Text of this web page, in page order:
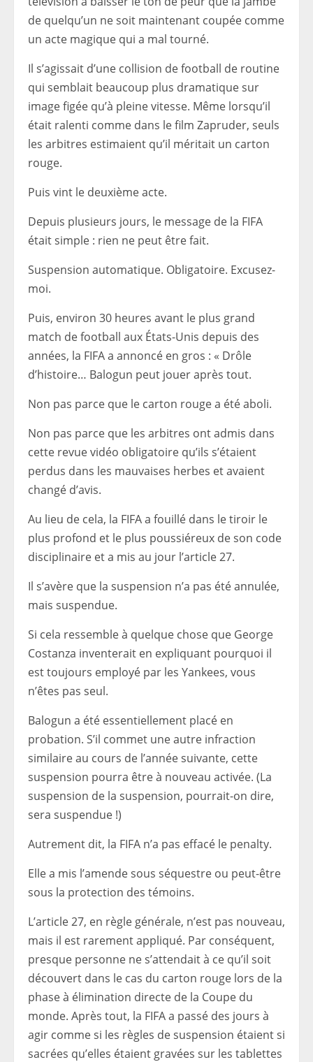
de quelqu’un ne soit maintenant coupée comme
un acte magique qui a mal tourné.
Il s’agissait d’une collision de football de routine
qui semblait beaucoup plus dramatique sur
image figée qu’à pleine vitesse. Même lorsqu’il
était ralenti comme dans le film Zapruder, seuls
les arbitres estimaient qu’il méritait un carton
rouge.
Puis vint le deuxième acte.
Depuis plusieurs jours, le message de la FIFA
était simple : rien ne peut être fait.
Suspension automatique. Obligatoire. Excusez-
moi.
Puis, environ 30 heures avant le plus grand
match de football aux États-Unis depuis des
années, la FIFA a annoncé en gros : « Drôle
d’histoire… Balogun peut jouer après tout.
Non pas parce que le carton rouge a été aboli.
Non pas parce que les arbitres ont admis dans
cette revue vidéo obligatoire qu’ils s’étaient
perdus dans les mauvaises herbes et avaient
changé d’avis.
Au lieu de cela, la FIFA a fouillé dans le tiroir le
plus profond et le plus poussiéreux de son code
disciplinaire et a mis au jour l’article 27.
Il s’avère que la suspension n’a pas été annulée,
mais suspendue.
Si cela ressemble à quelque chose que George
Costanza inventerait en expliquant pourquoi il
est toujours employé par les Yankees, vous
n’êtes pas seul.
Balogun a été essentiellement placé en
probation. S’il commet une autre infraction
similaire au cours de l’année suivante, cette
suspension pourra être à nouveau activée. (La
suspension de la suspension, pourrait-on dire,
sera suspendue !)
Autrement dit, la FIFA n’a pas effacé le penalty.
Elle a mis l’amende sous séquestre ou peut-être
sous la protection des témoins.
L’article 27, en règle générale, n’est pas nouveau,
mais il est rarement appliqué. Par conséquent,
presque personne ne s’attendait à ce qu’il soit
découvert dans le cas du carton rouge lors de la
phase à élimination directe de la Coupe du
monde. Après tout, la FIFA a passé des jours à
agir comme si les règles de suspension étaient si
sacrées qu’elles étaient gravées sur les tablettes